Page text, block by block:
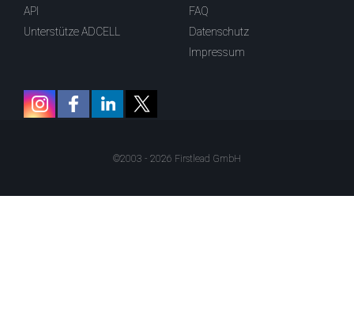
API
Unterstütze ADCELL
FAQ
Datenschutz
Impressum
©2003 - 2026 Firstlead GmbH